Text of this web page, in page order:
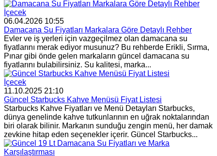
İçecek
06.04.2026 10:55
Damacana Su Fiyatları Markalara Göre Detaylı Rehber
Evler ve iş yerleri için vazgeçilmez olan damacana su
fiyatlarını merak ediyor musunuz? Bu rehberde Erikli, Sırma,
Pınar gibi önde gelen markaların güncel damacana su
fiyatlarını bulabilirsiniz. Su kalitesi, marka...
İçecek
11.10.2025 21:10
Güncel Starbucks Kahve Menüsü Fiyat Listesi
Starbucks Kahve Fiyatları ve Menü Detayları Starbucks,
dünya genelinde kahve tutkunlarının en uğrak noktalarından
biri olarak bilinir. Markanın sunduğu zengin menü, her damak
zevkine hitap eden seçenekler içerir. Güncel Starbucks...